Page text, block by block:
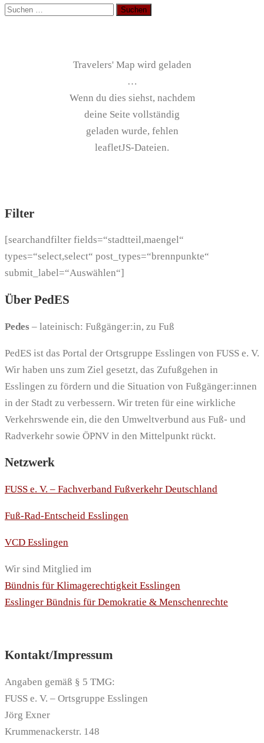
Suchen
Travelers' Map wird geladen
…
Wenn du dies siehst, nachdem
deine Seite vollständig
geladen wurde, fehlen
leafletJS-Dateien.
Filter
[searchandfilter fields=“stadtteil,maengel“
types=“select,select“ post_types=“brennpunkte“
submit_label=“Auswählen“]
Über PedES
Pedes – lateinisch: Fußgänger:in, zu Fuß
PedES ist das Portal der Ortsgruppe Esslingen von FUSS e. V.
Wir haben uns zum Ziel gesetzt, das Zufußgehen in
Esslingen zu fördern und die Situation von Fußgänger:innen
in der Stadt zu verbessern. Wir treten für eine wirkliche
Verkehrswende ein, die den Umweltverbund aus Fuß- und
Radverkehr sowie ÖPNV in den Mittelpunkt rückt.
Netzwerk
FUSS e. V. – Fachverband Fußverkehr Deutschland
Fuß-Rad-Entscheid Esslingen
VCD Esslingen
Wir sind Mitglied im
Bündnis für Klimagerechtigkeit Esslingen
Esslinger Bündnis für Demokratie & Menschenrechte
Kontakt/Impressum
Angaben gemäß § 5 TMG:
FUSS e. V. – Ortsgruppe Esslingen
Jörg Exner
Krummenackerstr. 148